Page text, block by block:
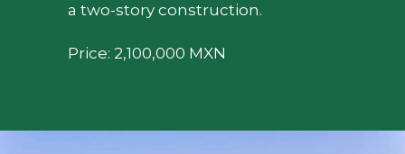
a two-story construction.
Price: 2,100,000 MXN